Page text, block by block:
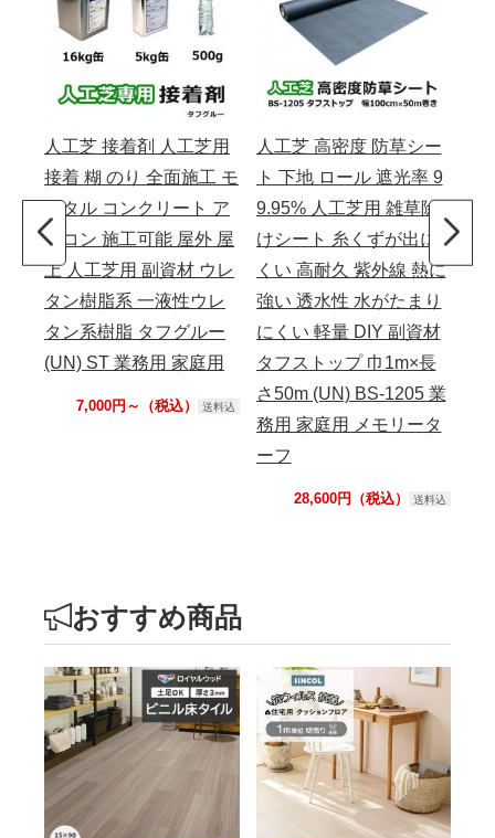
人工芝 接着剤 人工芝用
接着 糊 のり 全面施工 モ
ルタル コンクリート ア
スコン 施工可能 屋外 屋
上 人工芝用 副資材 ウレ
タン樹脂系 一液性ウレ
タン系樹脂 タフグルー
(UN) ST 業務用 家庭用
7,000円～（税込） 送料込
人工芝 高密度 防草シー
ト 下地 ロール 遮光率 9
9.95% 人工芝用 雑草除
けシート 糸くずが出に
くい 高耐久 紫外線 熱に
強い 透水性 水がたまり
にくい 軽量 DIY 副資材
タフストップ 巾1m×長
さ50m (UN) BS-1205 業
務用 家庭用 メモリータ
ーフ
28,600円（税込） 送料込
室
おすすめ商品